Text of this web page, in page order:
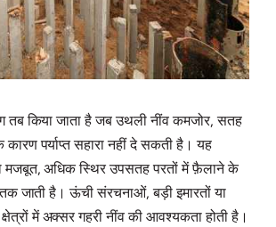
तब किया जाता है जब उथली नींव कमजोर, सतह
पर्याप्त सहारा नहीं दे सकती है। यह
मजबूत, अधिक स्थिर उपसतह परतों में फ़ैलाने के
तक जाती है। ऊंची संरचनाओं, बड़ी इमारतों या
में अक्सर गहरी नींव की आवश्यकता होती है।